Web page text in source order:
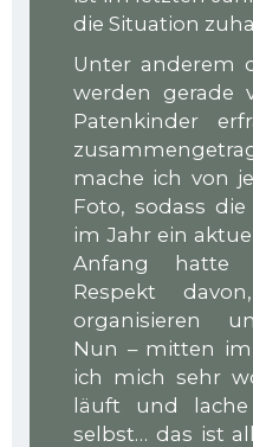
die Situation
Unter anderem
werden gerade
Patenkinder
mache ich von
Foto, sodass
im Jahr ein
Anfang hatte
Respekt
organisieren
Nun – mitten im
ich mich sehr
läuft und
selbst… das ist